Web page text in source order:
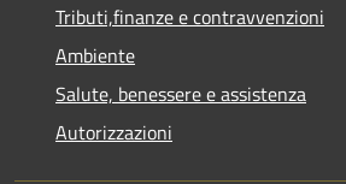
Tributi,finanze e contravvenzioni
Ambiente
Salute, benessere e assistenza
Autorizzazioni